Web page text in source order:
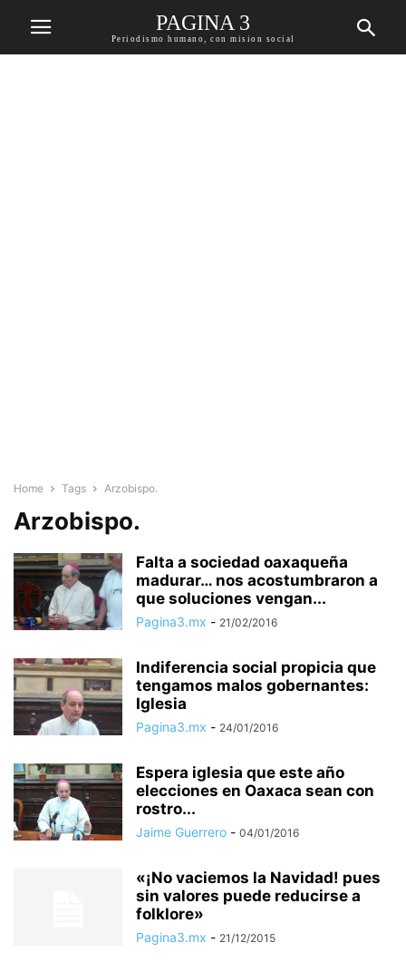
PAGINA 3
Periodismo humano, con mision social
Home Tags Arzobispo.
Arzobispo.
Falta a sociedad oaxaqueña
madurar… nos acostumbraron a
que soluciones vengan...
Pagina3.mx - 21/02/2016
Indiferencia social propicia que
tengamos malos gobernantes:
Iglesia
Pagina3.mx - 24/01/2016
Espera iglesia que este año
elecciones en Oaxaca sean con
rostro...
Jaime Guerrero - 04/01/2016
«¡No vaciemos la Navidad! pues
sin valores puede reducirse a
folklore»
Pagina3.mx - 21/12/2015